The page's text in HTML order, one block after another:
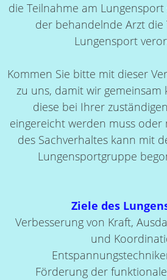
die Teilnahme am
der behandelnde Arzt die
Lungensport
Kommen Sie bitte mit dieser
zu uns, damit wir
diese bei Ihrer
eingereicht werden muss oder
des Sachverhaltes kann mit
Lungensportgruppe
Ziele des
Verbesserung von Kraft,
und
Förderung der